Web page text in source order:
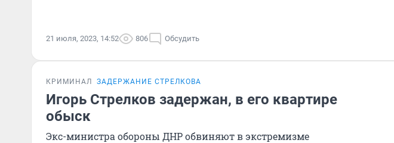
21 июля, 2023, 14:52 806 Обсудить
КРИМИНАЛ ЗАДЕРЖАНИЕ СТРЕЛКОВА
Игорь Стрелков задержан, в его квартире
обыск
Экс-министра обороны ДНР обвиняют в экстремизме